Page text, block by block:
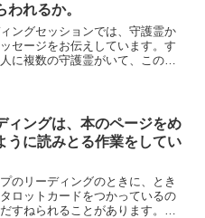
われるか。
ングセッションでは、守護霊か
セージをお伝えしています。す
に複数の守護霊がいて、この人
ィングは、本のページをめ
うに読みとる作業をしてい
のリーディングのときに、とき
ロットカードをつかっているの
すねられることがあります。紙